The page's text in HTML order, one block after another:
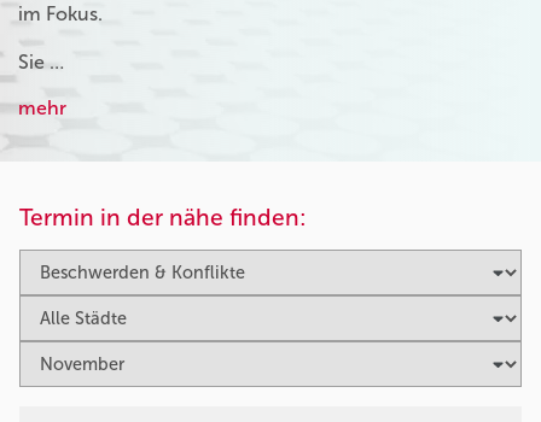
im Fokus.
Sie …
mehr
Termin in der nähe finden: